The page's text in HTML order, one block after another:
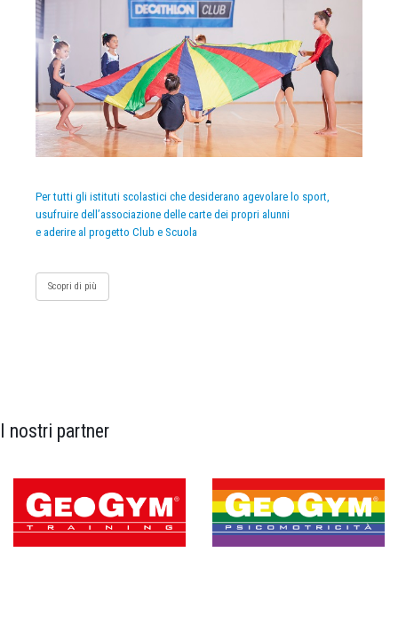
Per tutti gli istituti scolastici che desiderano agevolare lo sport,
usufruire dell’associazione delle carte dei propri alunni
e aderire al progetto Club e Scuola
Scopri di più
I nostri partner